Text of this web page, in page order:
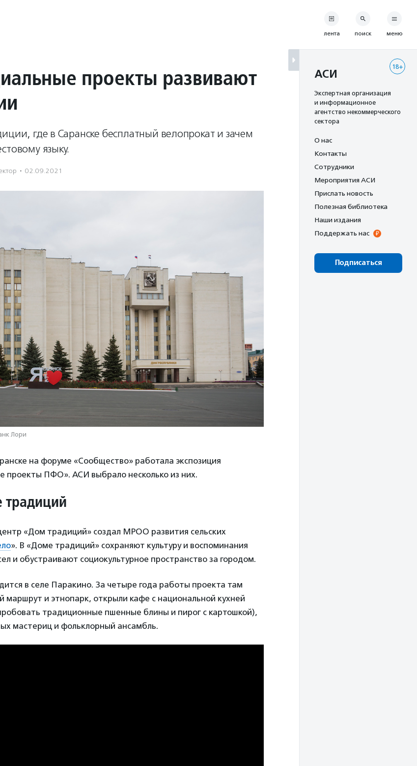
проекты развивают
где в Саранске бесплатный велопрокат и зачем
языку.
· 02.09.2021
Лори
на форуме «Сообщество» работала экспозиция
проекты ПФО». АСИ выбрало несколько из них.
традиций
«Дом традиций» создал МРОО развития сельских
». В «Доме традиций» сохраняют культуру и воспоминания
и обустраивают социокультурное пространство за городом.
в селе Паракино. За четыре года работы проекта там
маршрут и этнопарк, открыли кафе с национальной кухней
традиционные пшенные блины и пирог с картошкой),
мастериц и фольклорный ансамбль.
лента поиск меню
18+
АСИ
Экспертная организация
и информационное
агентство некоммерческого
сектора
О нас
Контакты
Сотрудники
Мероприятия АСИ
Прислать новость
Полезная библиотека
Наши издания
Поддержать нас
Подписаться